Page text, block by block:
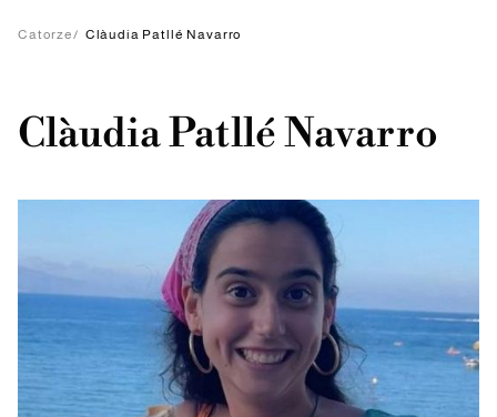
Catorze/ Clàudia Patllé Navarro
Clàudia Patllé Navarro